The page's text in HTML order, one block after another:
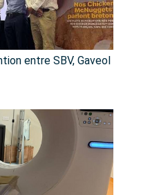
entre SBV, Gaveol